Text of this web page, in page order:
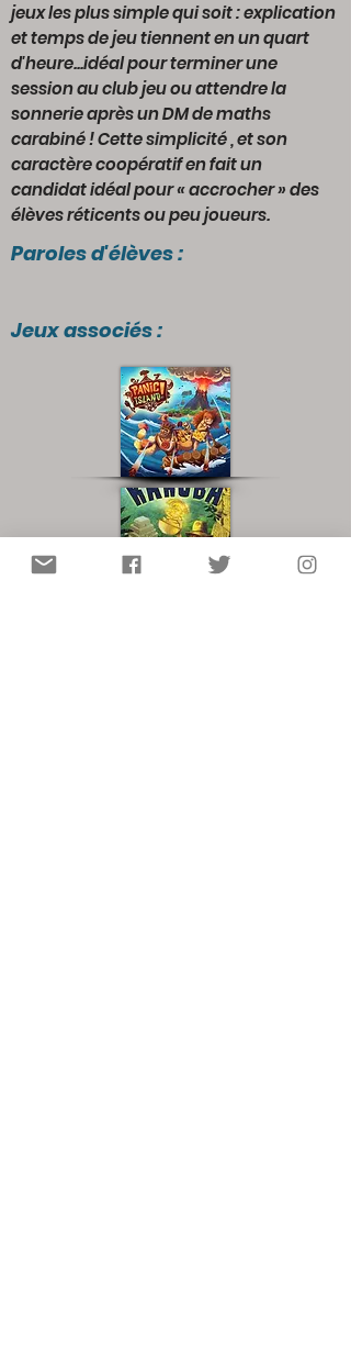
jeux les plus simple qui soit : explication
et temps de jeu tiennent en un quart
d'heure...idéal pour terminer une
session au club jeu ou attendre la
sonnerie après un DM de maths
carabiné ! Cette simplicité , et son
caractère coopératif en fait un
candidat idéal pour « accrocher » des
élèves réticents ou peu joueurs.
Paroles d'élèves :
Jeux associés :